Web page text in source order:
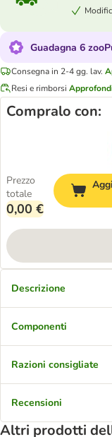
Guadagna 6
Consegna in 2-4 gg. lav.
Resi e rimborsi
Compralo con:
Prezzo
totale
0,00 €
Descrizione
Componenti
Razioni consigliate
Recensioni
Altri prodotti